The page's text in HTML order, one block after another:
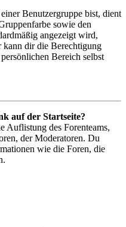
Benutzergruppe bist, dient
sowie den
angezeigt wird,
kann dir die Berechtigung
Bereich selbst
auf der Startseite?
Auflistung des Forenteams,
der Moderatoren. Du
wie die Foren, die